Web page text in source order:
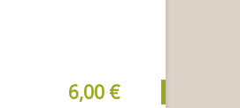
6,00 €